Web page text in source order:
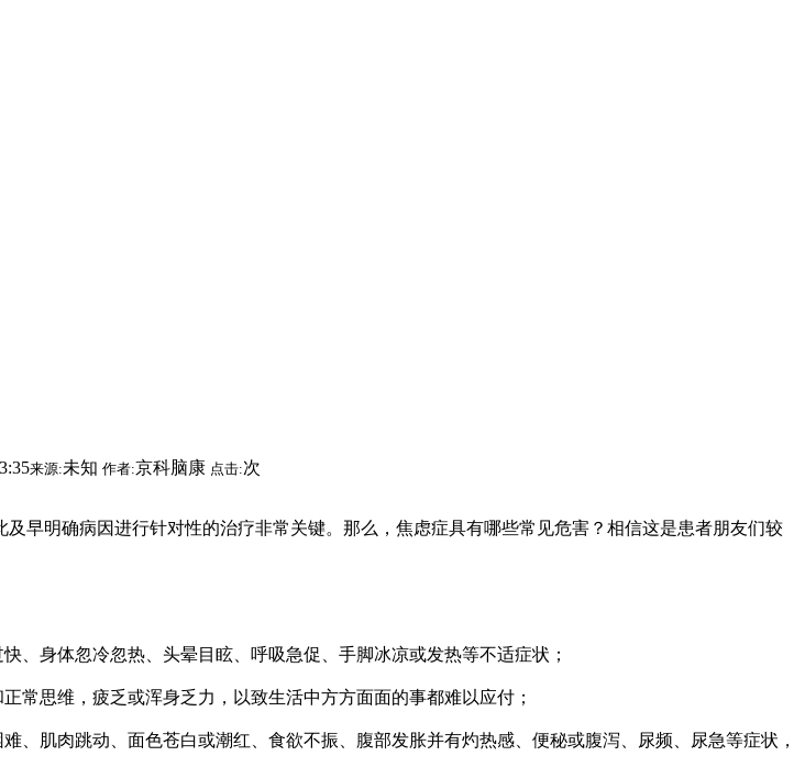
来源:未知 作者:京科脑康 点击:次
早明确病因进行针对性的治疗非常关键。那么，焦虑症具有哪些常见危害？相信这是患者朋友们较
身体忽冷忽热、头晕目眩、呼吸急促、手脚冰凉或发热等不适症状；
思维，疲乏或浑身乏力，以致生活中方方面面的事都难以应付；
肌肉跳动、面色苍白或潮红、食欲不振、腹部发胀并有灼热感、便秘或腹泻、尿频、尿急等症状，